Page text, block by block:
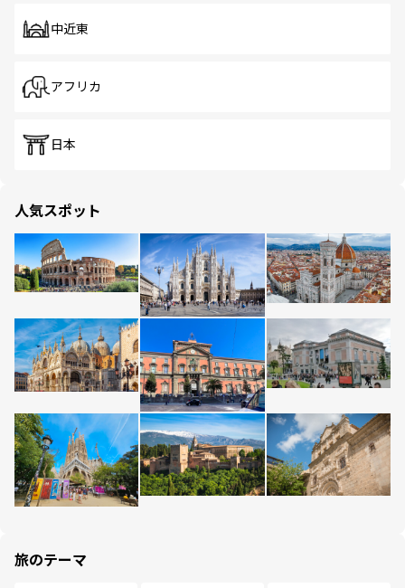
中近東
アフリカ
日本
人気スポット
旅のテーマ